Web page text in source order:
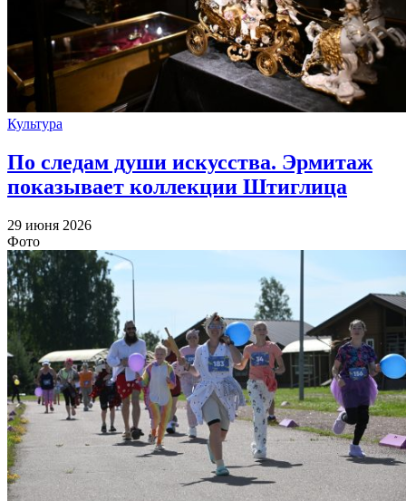
Культура
По следам души искусства. Эрмитаж
показывает коллекции Штиглица
29 июня 2026
Фото